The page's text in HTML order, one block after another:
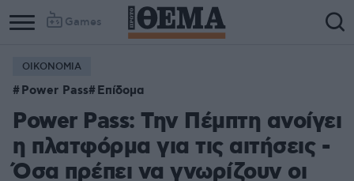
Games
ΟΙΚΟΝΟΜΙΑ
Power Pass Επίδομα
Power Pass: Την Πέμπτη ανοίγει
η πλατφόρμα για τις αιτήσεις -
Όσα πρέπει να γνωρίζουν οι